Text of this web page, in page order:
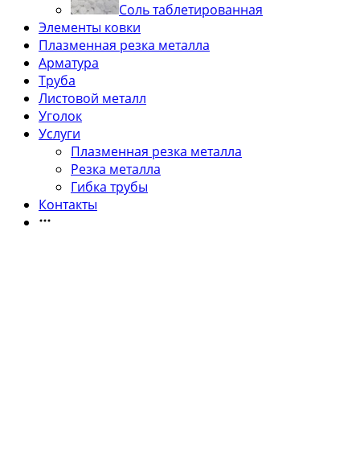
Соль таблетированная
Элементы ковки
Плазменная резка металла
Арматура
Труба
Листовой металл
Уголок
Услуги
Плазменная резка металла
Резка металла
Гибка трубы
Контакты